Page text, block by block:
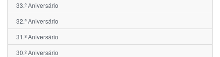
33.º Aniversário
32.º Aniversário
31.º Aniversário
30.º Aniversário